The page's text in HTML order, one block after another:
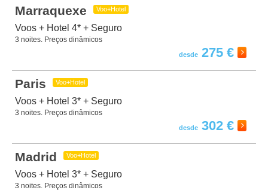
Marraquexe Voo+Hotel
Voos + Hotel 4* + Seguro
3 noites. Preços dinâmicos
275 €
Paris Voo+Hotel
Voos + Hotel 3* + Seguro
3 noites. Preços dinâmicos
302 €
Madrid Voo+Hotel
Voos + Hotel 3* + Seguro
3 noites. Preços dinâmicos